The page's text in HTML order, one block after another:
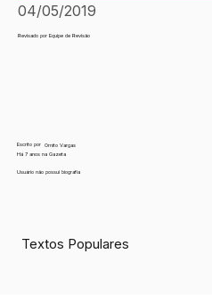
04/05/2019
Revisado por Equipe de Revisão
Escrito por
Ornito Vargas
Há 7 anos na Gazeta
Usuário não possui biografia
Textos Populares